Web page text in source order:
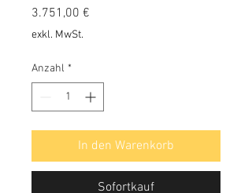
3.751,00 €
exkl. MwSt.
Anzahl *
In den Warenkorb
Sofortkauf